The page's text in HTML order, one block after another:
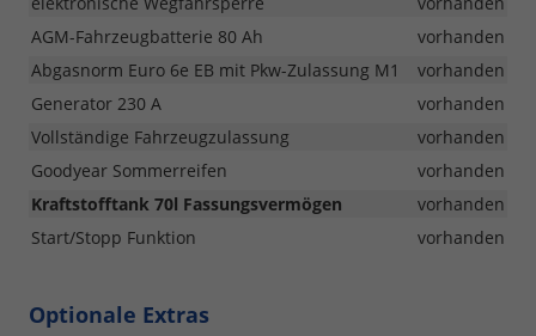
AGM-Fahrzeugbatterie 80 Ah
vorhanden
Abgasnorm Euro 6e EB mit Pkw-Zulassung M1
vorhanden
Generator 230 A
vorhanden
Vollständige Fahrzeugzulassung
vorhanden
Goodyear Sommerreifen
vorhanden
Kraftstofftank 70l Fassungsvermögen
vorhanden
Start/Stopp Funktion
vorhanden
Optionale Extras